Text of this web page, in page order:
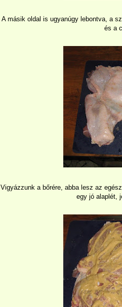
A másik oldal is ugyanúgy lebontva, a
és a
Vigyázzunk a bőrére, abba lesz az
egy jó alaplét,